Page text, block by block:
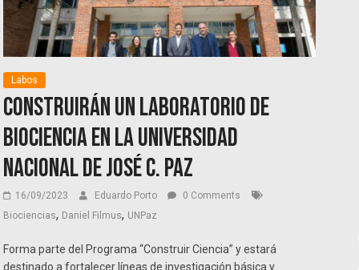
Labos
Construirán un laboratorio de
biociencia en la Universidad
Nacional de José C. Paz
16/09/2023 Eduardo Porto
0 Comments
Biociencias, Daniel Filmus, UNPaz
Forma parte del Programa “Construir Ciencia” y estará
destinado a fortalecer líneas de investigación básica y